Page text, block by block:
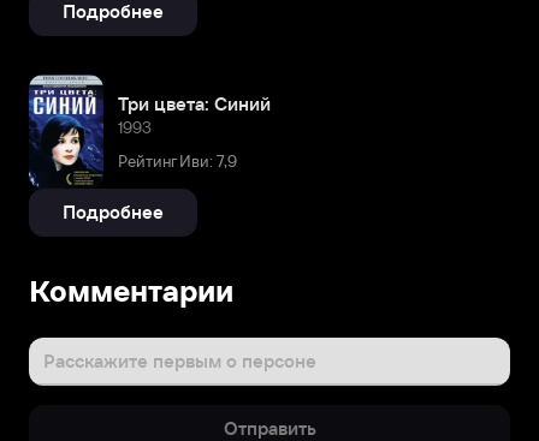
Подробнее
Три цвета: Синий
1993
Рейтинг Иви: 7,9
Подробнее
Комментарии
Расскажите первым о персоне
Отправить